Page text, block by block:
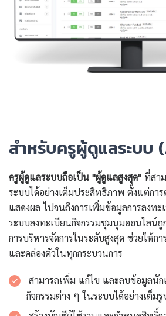
สำหรับครูผู้ดูแลระบบ
ครูผู้ดูแลระบบถือเป็น "ผู้ดูแลสูงสุด" ที่สา
ระบบได้อย่างเต็มประสิทธิภาพ ตั้งแต่การ
แสดงผล ไปจนถึงการเพิ่มข้อมูลการลงท
ระบบลงทะเบียนกิจกรรมชุมนุมออนไลน์
การบริหารจัดการในระดับสูงสุด ช่วยให้กา
และคล่องตัวในทุกกระบวนการ
สามารถเพิ่ม แก้ไข และลบข้อมูลนัก
กิจกรรมต่าง ๆ ในระบบได้อย่างเต็ม